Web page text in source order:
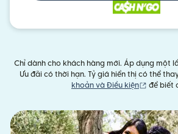
Chỉ dành cho khách hàng mới. Áp dụng một
Ưu đãi có thời hạn. Tỷ giá hiển thị có thể
khoản và Điều kiện
(mở
để biết